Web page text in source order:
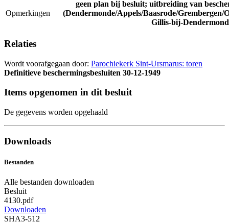
Opmerkingen
geen plan bij besluit; uitbreiding van
(Dendermonde/Appels/Baasrode/Grembergen/
Gillis-bij-
Relaties
Wordt voorafgegaan door: Parochiekerk Sint-Ursmarus: toren
Definitieve beschermingsbesluiten 30-12-1949
Items opgenomen in dit besluit
De gegevens worden opgehaald
Downloads
Bestanden
Alle bestanden downloaden
Besluit
4130.pdf
Downloaden
SHA3-512